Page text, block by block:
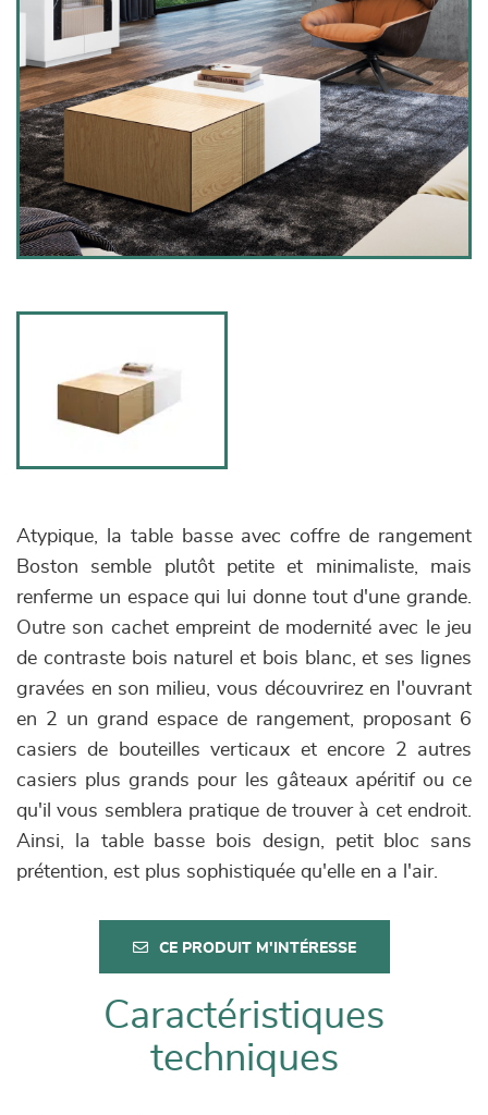
Atypique, la table basse avec coffre de rangement
Boston semble plutôt petite et minimaliste, mais
renferme un espace qui lui donne tout d'une grande.
Outre son cachet empreint de modernité avec le jeu
de contraste bois naturel et bois blanc, et ses lignes
gravées en son milieu, vous découvrirez en l'ouvrant
en 2 un grand espace de rangement, proposant 6
casiers de bouteilles verticaux et encore 2 autres
casiers plus grands pour les gâteaux apéritif ou ce
qu'il vous semblera pratique de trouver à cet endroit.
Ainsi, la table basse bois design, petit bloc sans
prétention, est plus sophistiquée qu'elle en a l'air.
CE PRODUIT M'INTÉRESSE
Caractéristiques
techniques